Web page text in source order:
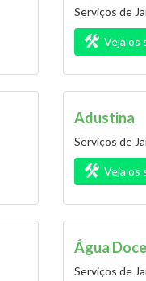
Serviços de
Veja os
Adustina
Serviços de
Veja os
Água Doce
Serviços de